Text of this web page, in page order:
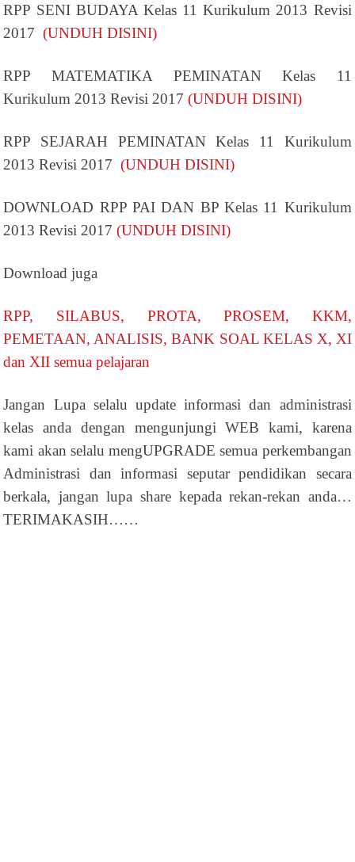
RPP SENI BUDAYA Kelas 11 Kurikulum 2013 Revisi
2017(UNDUH DISINI)
RPP MATEMATIKA PEMINATAN Kelas 11
Kurikulum 2013 Revisi 2017(UNDUH DISINI)
RPP SEJARAH PEMINATAN Kelas 11 Kurikulum
2013 Revisi 2017(UNDUH DISINI)
DOWNLOAD RPP PAI DAN BP Kelas 11 Kurikulum
2013 Revisi 2017(UNDUH DISINI)
Download juga
RPP, SILABUS, PROTA, PROSEM, KKM,
PEMETAAN, ANALISIS, BANK SOAL KELAS X, XI
dan XII semua pelajaran
Jangan Lupa selalu update informasi dan administrasi
kelas anda dengan mengunjungi WEB kami, karena
kami akan selalu mengUPGRADE semua perkembangan
Administrasi dan informasi seputar pendidikan secara
berkala, jangan lupa share kepada rekan-rekan anda…
TERIMAKASIH……